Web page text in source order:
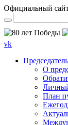
Официальный
vk
О
План